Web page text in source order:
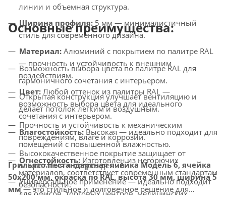
линии и объемная структура.
Ширина профиля: 5 мм — минималистичный
стиль для современного дизайна.
Материал: Алюминий с покрытием по палитре RAL
— прочность и устойчивость к внешним
воздействиям.
Цвет: Любой оттенок из палитры RAL —
возможность выбора цвета для идеального
сочетания с интерьером.
Влагостойкость: Высокая — идеально подходит для
помещений с повышенной влажностью.
Огнестойкость: Изготовлен из негорючих
материалов, соответствует современным стандартам
безопасности.
Основные преимущества:
Возможность выбора цвета по палитре RAL для
гармоничного сочетания с интерьером.
Открытая конструкция улучшает вентиляцию и
делает потолок легким и воздушным.
Прочность и устойчивость к механическим
повреждениям, влаге и коррозии.
Высококачественное покрытие защищает от
выцветания и повреждений.
Универсальное применение — идеально подходит
для офисов, торговых центров, медицинских
Грильято Нестандартная ячейка Модель 6, ячейка
50х200 мм, окраска по RAL, высота 30 мм, ширина 5
мм— это стильное и долговечное решение для